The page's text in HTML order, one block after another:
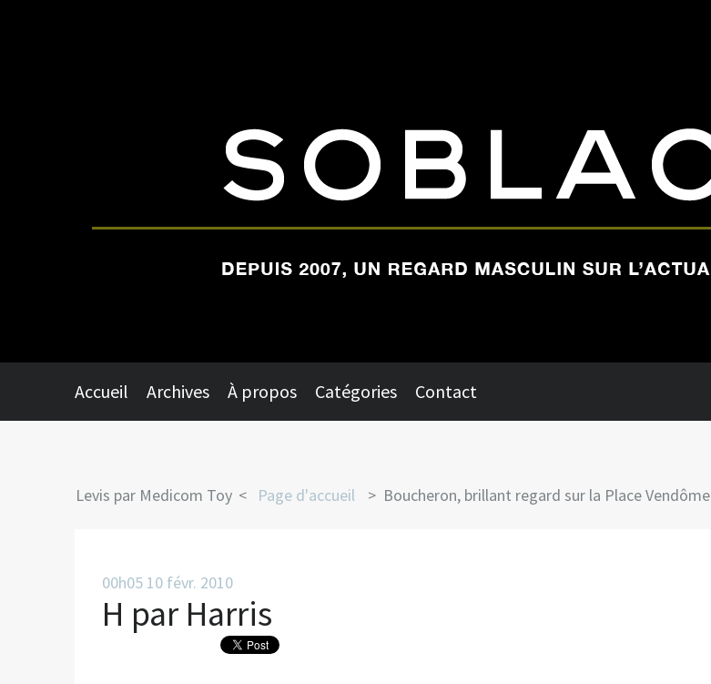
Accueil Archives À propos Catégories Contact
Levis par Medicom Toy Page d'accueil Boucheron, brillant regard sur la Place Vendôme
00h05 10 févr. 2010
H par Harris